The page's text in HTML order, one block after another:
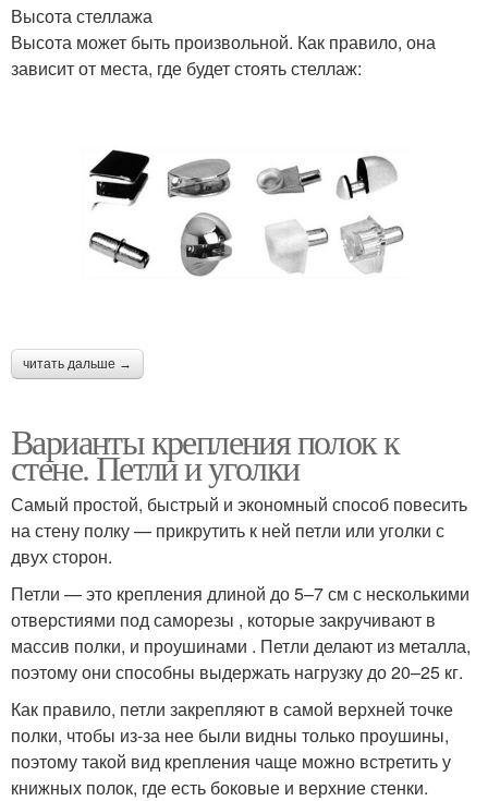
Высота стеллажа
Высота может быть произвольной. Как правило, она
зависит от места, где будет стоять стеллаж:
читать дальше →
Варианты крепления полок к
стене. Петли и уголки
Самый простой, быстрый и экономный способ повесить
на стену полку — прикрутить к ней петли или уголки с
двух сторон.
Петли — это крепления длиной до 5–7 см с несколькими
отверстиями под саморезы , которые закручивают в
массив полки, и проушинами . Петли делают из металла,
поэтому они способны выдержать нагрузку до 20–25 кг.
Как правило, петли закрепляют в самой верхней точке
полки, чтобы из-за нее были видны только проушины,
поэтому такой вид крепления чаще можно встретить у
книжных полок, где есть боковые и верхние стенки.